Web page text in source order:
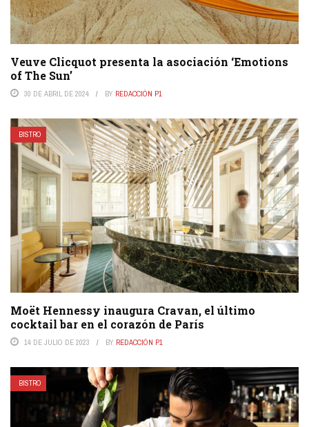
Veuve Clicquot presenta la asociación ‘Emotions
of The Sun’
30 DE ABRIL DE 2024 BY REDACCIÓN P1
BISTRO
Moët Hennessy inaugura Cravan, el último
cocktail bar en el corazón de París
14 DE JULIO DE 2023 BY REDACCIÓN P1
BISTRO